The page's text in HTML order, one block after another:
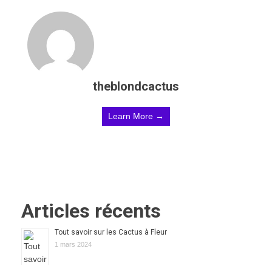
theblondcactus
Learn More →
Articles récents
Tout savoir sur les Cactus à Fleur
1 mars 2024